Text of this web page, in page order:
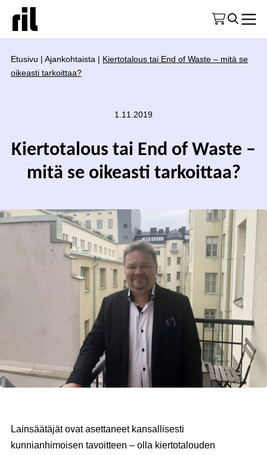
Etusivu | Ajankohtaista | Kiertotalous tai End of Waste – mitä se
oikeasti tarkoittaa?
1.11.2019
Kiertotalous tai End of Waste –
mitä se oikeasti tarkoittaa?
Lainsäätäjät ovat asettaneet kansallisesti
kunnianhimoisen tavoitteen – olla kiertotalouden